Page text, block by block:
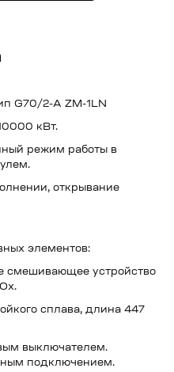
G70/2-A ZM-1LN
кВт.
режим работы в
открывание
элементов:
смешивающее устройство
сплава, длина 447
выключателем.
подключением.